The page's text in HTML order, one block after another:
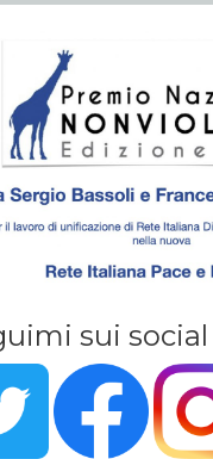
sui social